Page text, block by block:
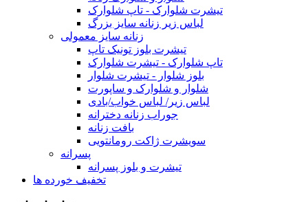
تیشرت شلوارک - تاپ شلوارک
لباس زیر زنانه سایز بزرگ
زنانه سایز معمولی
تیشرت بلوز تونیک تاپ
تاپ شلوارک - تیشرت شلوارک
بلوز شلوار - تیشرت شلوار
شلوار و شلوارک و ساپورت
لباس زیر/ لباس خواب/بادی
جوراب زنانه دخترانه
بافت زنانه
سویشرت ژاکت رومانتویی
پسرانه
تیشرت و بلوز پسرانه
تخفیف خورده ها